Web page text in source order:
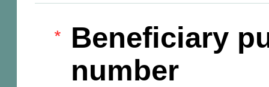
Beneficiary
number